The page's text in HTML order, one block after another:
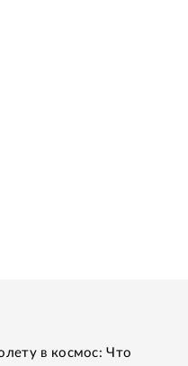
в космос: Что